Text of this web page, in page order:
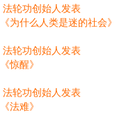
法轮功创始人发表
《为什么人类是迷的社会》
法轮功创始人发表
《惊醒》
法轮功创始人发表
《法难》